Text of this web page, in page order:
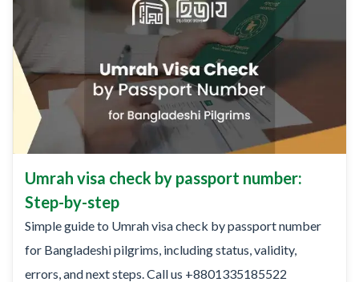
Umrah visa check by passport number:
Step-by-step
Simple guide to Umrah visa check by passport number
for Bangladeshi pilgrims, including status, validity,
errors, and next steps. Call us +8801335185522